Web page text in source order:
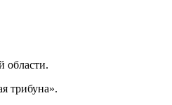
области.
трибуна».